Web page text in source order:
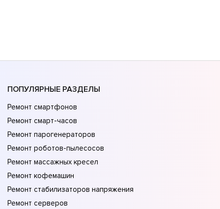
ПОПУЛЯРНЫЕ РАЗДЕЛЫ
Ремонт смартфонов
Ремонт смарт-часов
Ремонт парогенераторов
Ремонт роботов-пылесосов
Ремонт массажных кресел
Ремонт кофемашин
Ремонт стабилизаторов напряжения
Ремонт серверов